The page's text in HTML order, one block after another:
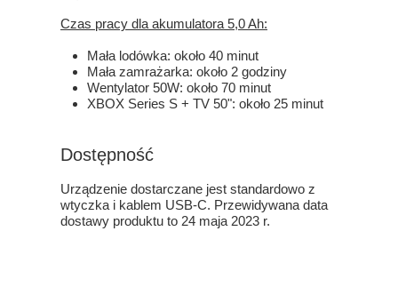
Czas pracy dla akumulatora 5,0 Ah:
Mała lodówka: około 40 minut
Mała zamrażarka: około 2 godziny
Wentylator 50W: około 70 minut
XBOX Series S + TV 50": około 25 minut
Dostępność
Urządzenie dostarczane jest standardowo z
wtyczka i kablem USB-C. Przewidywana data
dostawy produktu to 24 maja 2023 r.